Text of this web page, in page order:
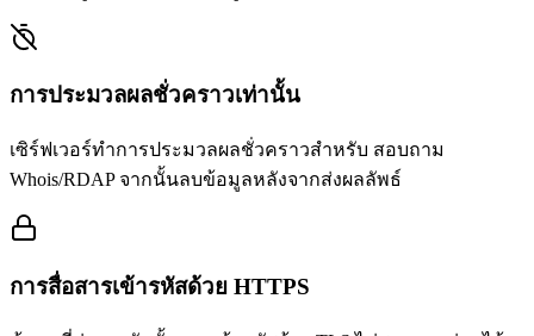
การประมวลผลชั่วคราวเท่านั้น
เซิร์ฟเวอร์ทำการประมวลผลชั่วคราวสำหรับ สอบถาม
Whois/RDAP จากนั้นลบข้อมูลหลังจากส่งผลลัพธ์
การสื่อสารเข้ารหัสด้วย HTTPS